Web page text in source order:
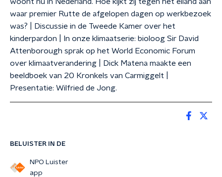
BELUISTER IN DE
NPO Luister
app
waar premier Rutte de afgelopen dagen op werkbezoek
was? | Discussie in de Tweede Kamer over het
kinderpardon | In onze klimaatserie: bioloog Sir David
Attenborough sprak op het World Economic Forum
over klimaatverandering | Dick Matena maakte een
beeldboek van 20 Kronkels van Carmiggelt |
Presentatie: Wilfried de Jong.